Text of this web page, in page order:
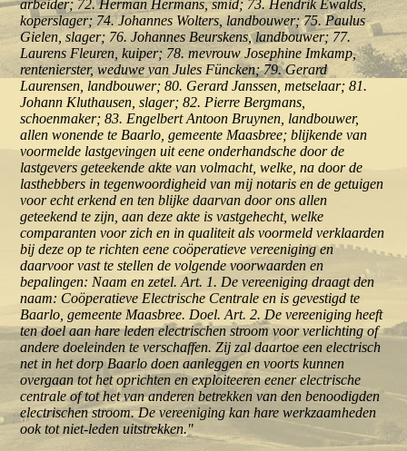
arbeider; 72. Herman Hermans, smid; 73. Hendrik Ewalds,
koperslager; 74. Johannes Wolters, landbouwer; 75. Paulus
Gielen, slager; 76. Johannes Beurskens, landbouwer; 77.
Laurens Fleuren, kuiper; 78. mevrouw Josephine Imkamp,
rentenierster, weduwe van Jules Füncken; 79. Gerard
Laurensen, landbouwer; 80. Gerard Janssen, metselaar; 81.
Johann Kluthausen, slager; 82. Pierre Bergmans,
schoenmaker; 83. Engelbert Antoon Bruynen, landbouwer,
allen wonende te Baarlo, gemeente Maasbree; blijkende van
voormelde lastgevingen uit eene onderhandsche door de
lastgevers geteekende akte van volmacht, welke, na door de
lasthebbers in tegenwoordigheid van mij notaris en de getuigen
voor echt erkend en ten blijke daarvan door ons allen
geteekend te zijn, aan deze akte is vastgehecht, welke
comparanten voor zich en in qualiteit als voormeld verklaarden
bij deze op te richten eene coöperatieve vereeniging en
daarvoor vast te stellen de volgende voorwaarden en
bepalingen: Naam en zetel. Art. 1. De vereeniging draagt den
naam: Coöperatieve Electrische Centrale en is gevestigd te
Baarlo, gemeente Maasbree. Doel. Art. 2. De vereeniging heeft
ten doel aan hare leden electrischen stroom voor verlichting of
andere doeleinden te verschaffen. Zij zal daartoe een electrisch
net in het dorp Baarlo doen aanleggen en voorts kunnen
overgaan tot het oprichten en exploiteeren eener electrische
centrale of tot het van anderen betrekken van den benoodigden
electrischen stroom. De vereeniging kan hare werkzaamheden
ook tot niet-leden uitstrekken."